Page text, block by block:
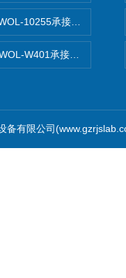
10255承接清远电子
W401承接食品QS认
备有限公司